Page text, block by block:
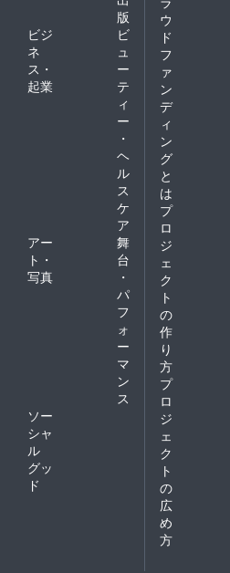
版
ビジ
ネ
ス・
起業
ビ
ュ
ー
テ
ィ
ー
・
ヘ
ル
ス
ケ
ア
アー
ト・
写真
舞
台
・
パ
フ
ォ
ー
マ
ン
ス
ソー
シャ
ル
グッ
ド
ウ
ド
フ
ァ
ン
デ
ィ
ン
グ
と
は
プ
ロ
ジ
ェ
ク
ト
の
作
り
方
プ
ロ
ジ
ェ
ク
ト
の
広
め
方